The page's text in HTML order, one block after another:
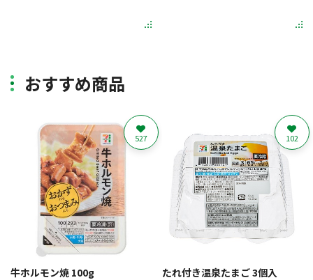
おすすめ商品
牛ホルモン焼 100g
527
たれ付き温泉たまご 3個入
102